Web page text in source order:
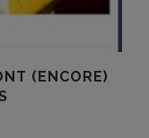
(ENCORE)